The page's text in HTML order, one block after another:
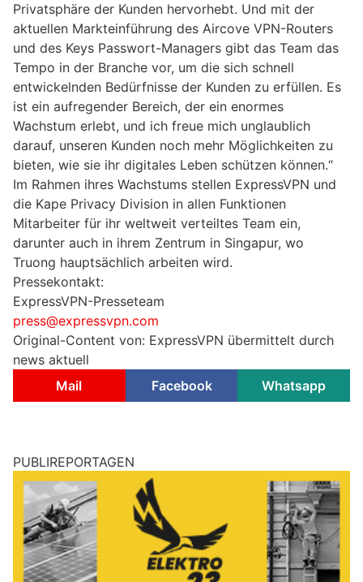
Privatsphäre der Kunden hervorhebt. Und mit der
aktuellen Markteinführung des Aircove VPN-Routers
und des Keys Passwort-Managers gibt das Team das
Tempo in der Branche vor, um die sich schnell
entwickelnden Bedürfnisse der Kunden zu erfüllen. Es
ist ein aufregender Bereich, der ein enormes
Wachstum erlebt, und ich freue mich unglaublich
darauf, unseren Kunden noch mehr Möglichkeiten zu
bieten, wie sie ihr digitales Leben schützen können.“
Im Rahmen ihres Wachstums stellen ExpressVPN und
die Kape Privacy Division in allen Funktionen
Mitarbeiter für ihr weltweit verteiltes Team ein,
darunter auch in ihrem Zentrum in Singapur, wo
Truong hauptsächlich arbeiten wird.
Pressekontakt:
ExpressVPN-Presseteam
press@expressvpn.com
Original-Content von: ExpressVPN übermittelt durch
news aktuell
Mail
Facebook Whatsapp
PUBLIREPORTAGEN